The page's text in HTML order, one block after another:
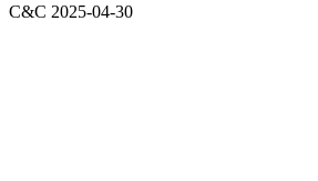
C&C 2025-04-30